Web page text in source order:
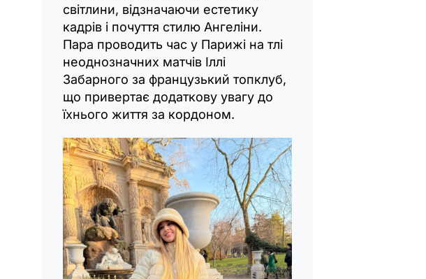
світлини, відзначаючи естетику
кадрів і почуття стилю Ангеліни.
Пара проводить час у Парижі на тлі
неоднозначних матчів Іллі
Забарного за французький топклуб,
що привертає додаткову увагу до
їхнього життя за кордоном.